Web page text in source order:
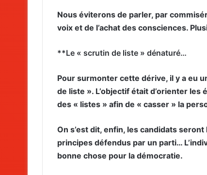
Nous éviterons de parler, par
voix et de l’achat des consciences.
**Le « scrutin de liste » dénaturé…
Pour surmonter cette dérive, il y a eu
de liste ». L’objectif était d’orienter
des « listes » afin de « casser » la
On s’est dit, enfin, les candidats
principes défendus par un parti…
bonne chose pour la démocratie.